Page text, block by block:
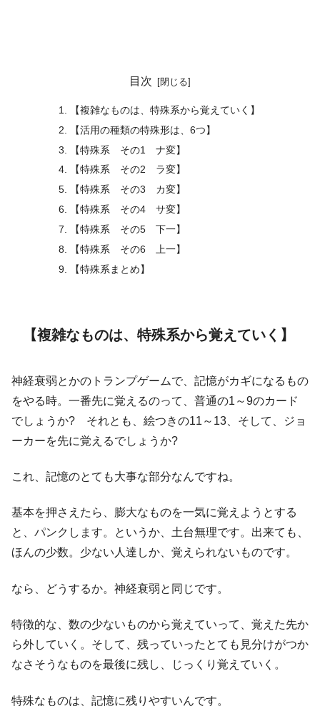
目次
【複雑なものは、特殊系から覚えていく】
【活用の種類の特殊形は、6つ】
【特殊系 その1 ナ変】
【特殊系 その2 ラ変】
【特殊系 その3 カ変】
【特殊系 その4 サ変】
【特殊系 その5 下一】
【特殊系 その6 上一】
【特殊系まとめ】
【複雑なものは、特殊系から覚えていく】
神経衰弱とかのトランプゲームで、記憶がカギになるもの
をやる時。一番先に覚えるのって、普通の1～9のカード
でしょうか? それとも、絵つきの11～13、そして、ジョ
ーカーを先に覚えるでしょうか?
これ、記憶のとても大事な部分なんですね。
基本を押さえたら、膨大なものを一気に覚えようとする
と、パンクします。というか、土台無理です。出来ても、
ほんの少数。少ない人達しか、覚えられないものです。
なら、どうするか。神経衰弱と同じです。
特徴的な、数の少ないものから覚えていって、覚えた先か
ら外していく。そして、残っていったとても見分けがつか
なさそうなものを最後に残し、じっくり覚えていく。
特殊なものは、記憶に残りやすいんです。